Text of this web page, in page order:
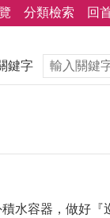
分類檢索 回
鍵字
水容器，做好